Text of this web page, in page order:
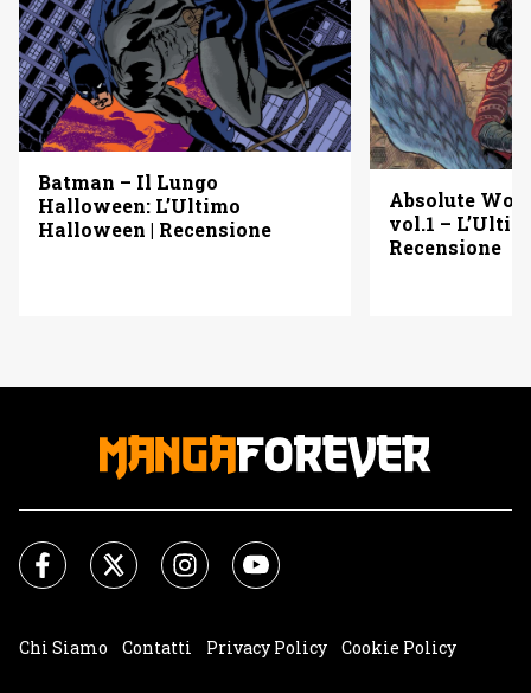
Batman – Il Lungo
Halloween: L’Ultimo
Halloween | Recensione
Absolute
vol.1 –
Recensione
Chi Siamo Contatti Privacy Policy
Cookie Policy